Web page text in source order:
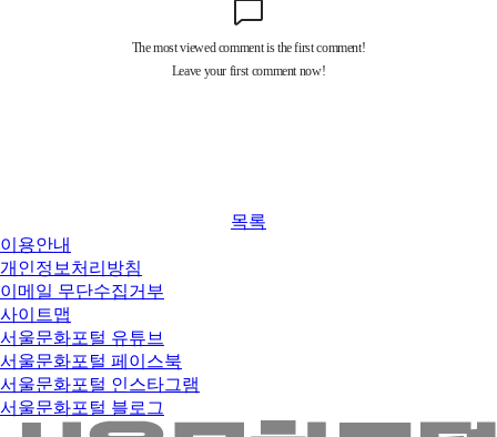
목록
이용안내
개인정보처리방침
이메일 무단수집거부
사이트맵
서울문화포털 유튜브
서울문화포털 페이스북
서울문화포털 인스타그램
서울문화포털 블로그